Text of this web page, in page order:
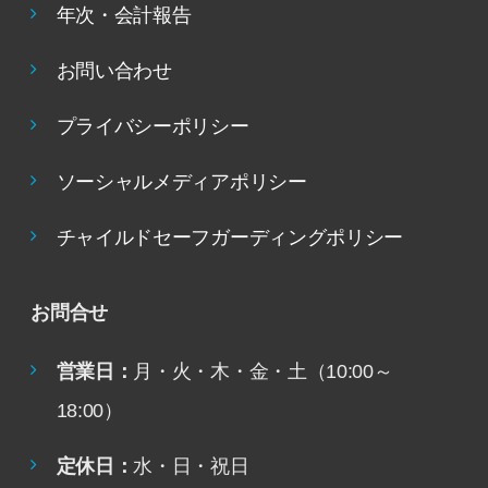
年次・会計報告
お問い合わせ
プライバシーポリシー
ソーシャルメディアポリシー
チャイルドセーフガーディングポリシー
お問合せ
営業日： 月・火・木・金・土（10:00～
18:00）
定休日： 水・日・祝日